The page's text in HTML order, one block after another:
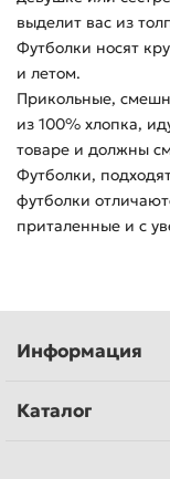
выделит вас из
Футболки носят
и летом.
Прикольные,
из 100% хлопка,
товаре и должны
Футболки,
футболки
приталенные и с
Информация
Каталог